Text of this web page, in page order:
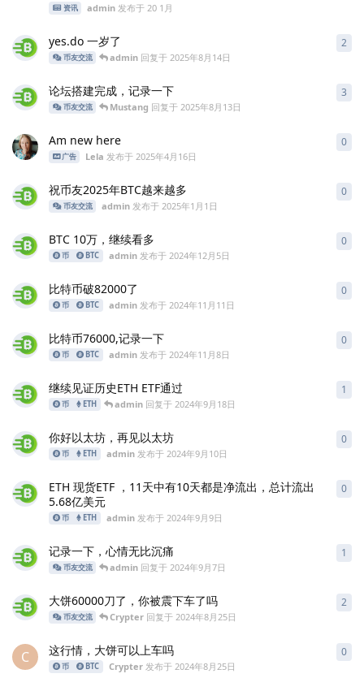
资讯 admin 发布于20 1月
yes.do 一岁了
币友交流 admin 回复于2025年8月14日
2
论坛搭建完成，记录一下
币友交流 Mustang 回复于2025年8月13日
3
Am new here
广告 Lela 发布于2025年4月16日
0
祝币友2025年BTC越来越多
币友交流 admin 发布于2025年1月1日
0
BTC 10万，继续看多
币 BTC admin发布于 2024年12月5日
0
比特币破82000了
币 BTC admin发布于 2024年11月11日
0
比特币76000,记录一下
币 BTC admin发布于 2024年11月8日
0
继续见证历史ETH ETF通过
币 ETH admin回复于 2024年9月18日
1
你好以太坊，再见以太坊
币 ETH admin发布于 2024年9月10日
0
ETH 现货ETF ，11天中有10天都是净流出，总计流出
5.68亿美元
币 ETH admin发布于 2024年9月9日
0
记录一下，心情无比沉痛
币友交流 admin 回复于2024年9月7日
1
大饼60000刀了，你被震下车了吗
币友交流 Crypter 回复于2024年8月25日
2
C 这行情，大饼可以上车吗
币 BTC Crypter发布于 2024年8月25日
0